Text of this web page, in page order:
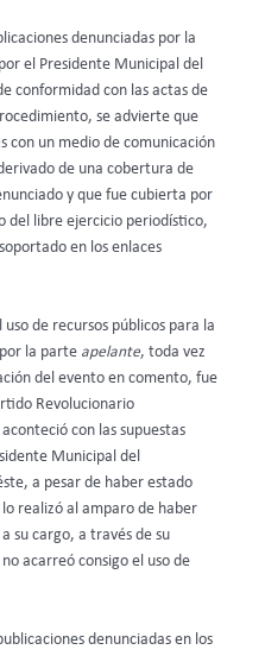
denunciadas por la
el Presidente Municipal del
conformidad con las actas de
se advierte que
con un medio de comunicación
de una cobertura de
y que fue cubierta por
del libre ejercicio periodístico,
en los enlaces
de recursos públicos para la
la parte apelante, toda vez
del evento en comento, fue
Revolucionario
con las supuestas
Municipal del
a pesar de haber estado
realizó al amparo de haber
su cargo, a través de su
acarreó consigo el uso de
denunciadas en los